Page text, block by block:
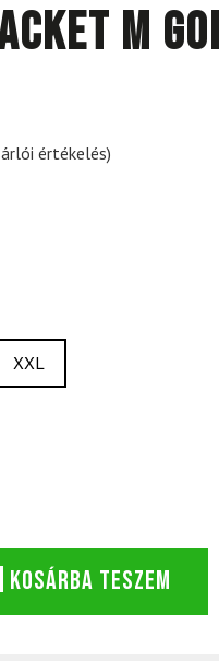
M
értékelés)
XXL
KOSÁRBA TESZEM